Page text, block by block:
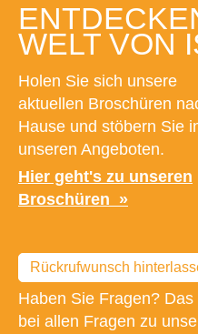
WELT VON
Holen Sie sich unsere
aktuellen Broschüren
Hause und stöbern Sie
unseren Angeboten.
Hier geht's zu unseren
Broschüren
Rückrufwunsch
Haben Sie Fragen?
bei allen Fragen zu